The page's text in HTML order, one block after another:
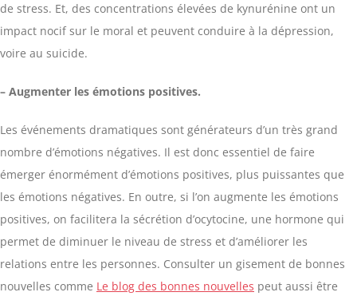
de stress. Et, des concentrations élevées de kynurénine ont un
impact nocif sur le moral et peuvent conduire à la dépression,
voire au suicide.
– Augmenter les émotions positives.
Les événements dramatiques sont générateurs d’un très grand
nombre d’émotions négatives. Il est donc essentiel de faire
émerger énormément d’émotions positives, plus puissantes que
les émotions négatives. En outre, si l’on augmente les émotions
positives, on facilitera la sécrétion d’ocytocine, une hormone qui
permet de diminuer le niveau de stress et d’améliorer les
relations entre les personnes. Consulter un gisement de bonnes
nouvelles comme Le blog des bonnes nouvelles peut aussi être